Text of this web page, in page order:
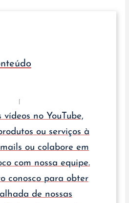
vídeos no YouTube,
ou serviços à
ou colabore em
com nossa equipe.
conosco para obter
de nossas